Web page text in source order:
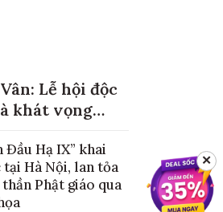
Lễ hội độc
khát vọng
Đầu Hạ IX” khai
tại Hà Nội, lan tỏa
Phật giáo qua
✕